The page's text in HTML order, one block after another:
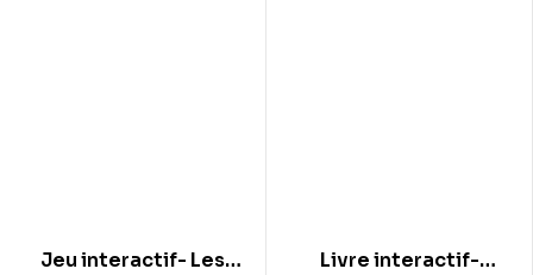
Jeu interactif- Les
Livre interactif-